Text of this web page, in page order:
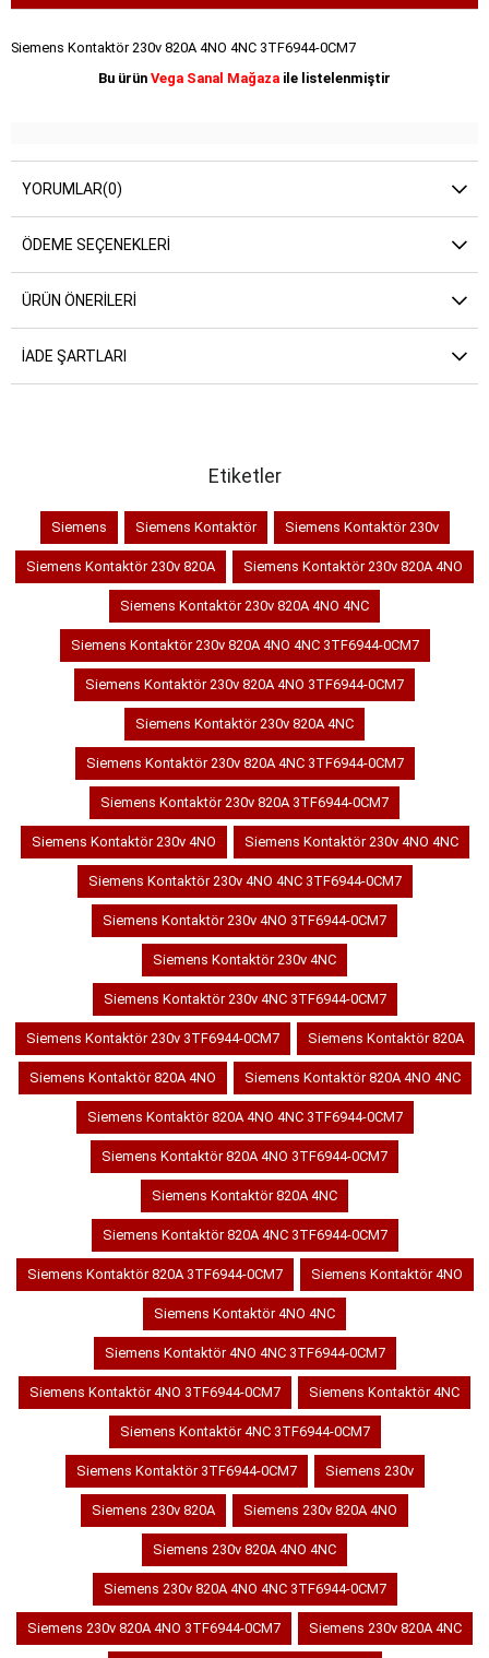
Siemens Kontaktör 230v 820A 4NO 4NC 3TF6944-0CM7
Bu ürün Vega Sanal Mağaza ile listelenmiştir
YORUMLAR(0)
ÖDEME SEÇENEKLERI
ÜRÜN ÖNERILERI
İADE ŞARTLARI
Etiketler
Siemens Siemens Kontaktör Siemens Kontaktör 230v
Siemens Kontaktör 230v 820A Siemens Kontaktör 230v 820A 4NO
Siemens Kontaktör 230v 820A 4NO 4NC
Siemens Kontaktör 230v 820A 4NO 4NC 3TF6944-0CM7
Siemens Kontaktör 230v 820A 4NO 3TF6944-0CM7
Siemens Kontaktör 230v 820A 4NC
Siemens Kontaktör 230v 820A 4NC 3TF6944-0CM7
Siemens Kontaktör 230v 820A 3TF6944-0CM7
Siemens Kontaktör 230v 4NO Siemens Kontaktör 230v 4NO 4NC
Siemens Kontaktör 230v 4NO 4NC 3TF6944-0CM7
Siemens Kontaktör 230v 4NO 3TF6944-0CM7
Siemens Kontaktör 230v 4NC
Siemens Kontaktör 230v 4NC 3TF6944-0CM7
Siemens Kontaktör 230v 3TF6944-0CM7 Siemens Kontaktör 820A
Siemens Kontaktör 820A 4NO Siemens Kontaktör 820A 4NO 4NC
Siemens Kontaktör 820A 4NO 4NC 3TF6944-0CM7
Siemens Kontaktör 820A 4NO 3TF6944-0CM7
Siemens Kontaktör 820A 4NC
Siemens Kontaktör 820A 4NC 3TF6944-0CM7
Siemens Kontaktör 820A 3TF6944-0CM7 Siemens Kontaktör 4NO
Siemens Kontaktör 4NO 4NC
Siemens Kontaktör 4NO 4NC 3TF6944-0CM7
Siemens Kontaktör 4NO 3TF6944-0CM7 Siemens Kontaktör 4NC
Siemens Kontaktör 4NC 3TF6944-0CM7
Siemens Kontaktör 3TF6944-0CM7 Siemens 230v
Siemens 230v 820A Siemens 230v 820A 4NO
Siemens 230v 820A 4NO 4NC
Siemens 230v 820A 4NO 4NC 3TF6944-0CM7
Siemens 230v 820A 4NO 3TF6944-0CM7 Siemens 230v 820A 4NC